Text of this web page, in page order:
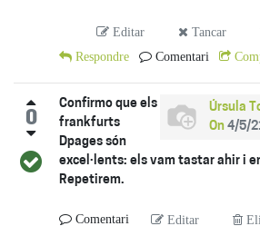
Editar Tancar
Respondre
Comentari
0
Úrsula
On 4/5/
Confirmo que els
frankfurts
Dpages són
excel·lents: els vam tastar ahir i
Repetirem.
Comentari Editar